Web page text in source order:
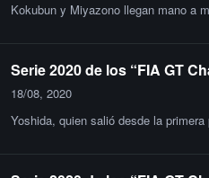
Kokubun y Miyazono llegan mano a
Serie 2020 de los “FIA GT
18/08, 2020
Yoshida, quien salió desde la